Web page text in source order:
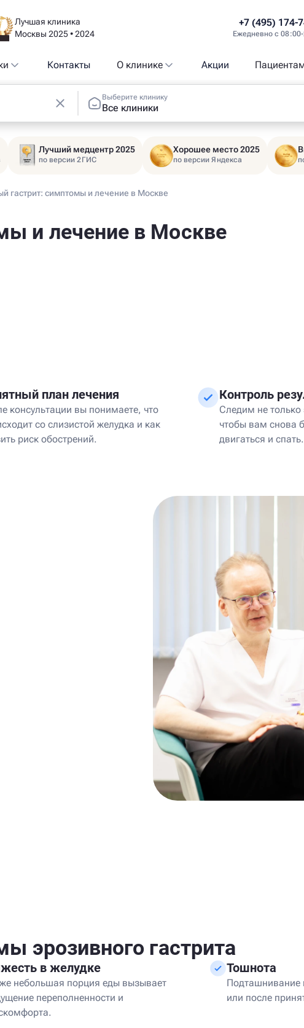
Лучшая клиника
Москвы 2025 • 2024
+7 (495) 174-
Ежедневно с
Контакты О клинике Акции
Выберите клинику
Все клиники
Лучший медцентр 2025
по версии 2ГИС
Хорошее место 2025
по версии Яндекса
гастрит: симптомы и лечение в Москве
и лечение в Москве
план лечения
консультации вы понимаете, что
со слизистой желудка и как
риск обострений.
Контроль
Следим не
чтобы вам снова
двигаться и спать.
эрозивного гастрита
в желудке
небольшая порция еды вызывает
переполненности и
Тошнота
Подташнивание
или после